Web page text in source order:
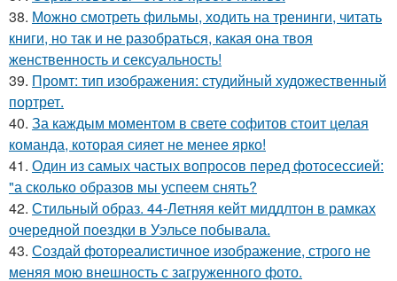
38. Можно смотреть фильмы, ходить на тренинги, читать
книги, но так и не разобраться, какая она твоя
женственность и сексуальность!
39. Промт: тип изображения: студийный художественный
портрет.
40. За каждым моментом в свете софитов стоит целая
команда, которая сияет не менее ярко!
41. Один из самых частых вопросов перед фотосессией:
"а сколько образов мы успеем снять?
42. Стильный образ. 44-Летняя кейт миддлтон в рамках
очередной поездки в Уэльсе побывала.
43. Создай фотореалистичное изображение, строго не
меняя мою внешность с загруженного фото.